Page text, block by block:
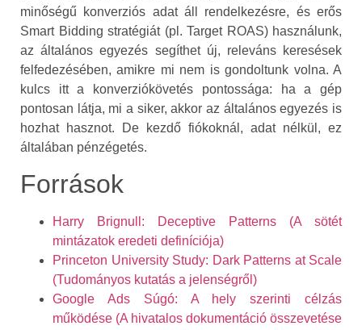
minőségű konverziós adat áll rendelkezésre, és erős
Smart Bidding stratégiát (pl. Target ROAS) használunk,
az általános egyezés segíthet új, releváns keresések
felfedezésében, amikre mi nem is gondoltunk volna. A
kulcs itt a konverziókövetés pontossága: ha a gép
pontosan látja, mi a siker, akkor az általános egyezés is
hozhat hasznot. De kezdő fiókoknál, adat nélkül, ez
általában pénzégetés.
Források
Harry Brignull: Deceptive Patterns (A sötét
mintázatok eredeti definíciója)
Princeton University Study: Dark Patterns at Scale
(Tudományos kutatás a jelenségről)
Google Ads Súgó: A hely szerinti célzás
működése (A hivatalos dokumentáció összevetése